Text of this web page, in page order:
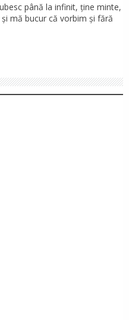
până la infinit, ține minte,
mă bucur că vorbim și fără